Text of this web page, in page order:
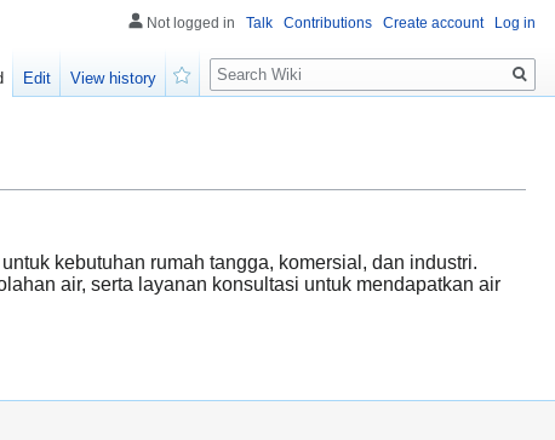
kebutuhan rumah tangga, komersial, dan industri.
air, serta layanan konsultasi untuk mendapatkan air
Not logged in Talk Contributions Create account Log in
Edit
View history
Search